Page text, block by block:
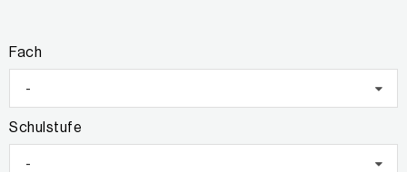
Fach
-
Schulstufe
-